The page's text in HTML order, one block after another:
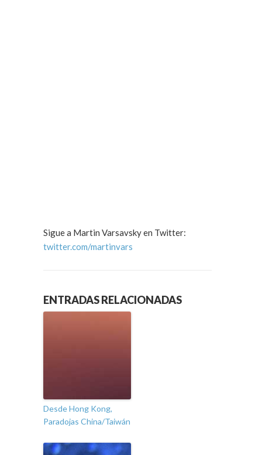
Sigue a Martin Varsavsky en Twitter:
twitter.com/martinvars
ENTRADAS RELACIONADAS
Desde Hong Kong,
Paradojas China/Taiwán